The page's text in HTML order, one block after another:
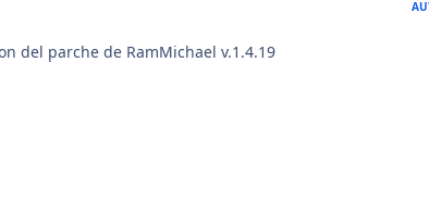
del parche de RamMichael v.1.4.19